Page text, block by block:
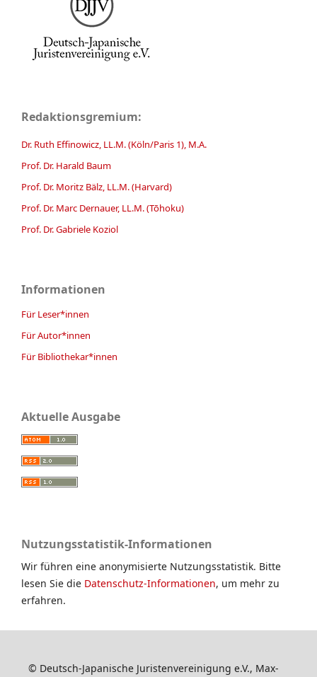
Redaktionsgremium:
Dr. Ruth Effinowicz, LL.M. (Köln/Paris 1), M.A.
Prof. Dr. Harald Baum
Prof. Dr. Moritz Bälz, LL.M. (Harvard)
Prof. Dr. Marc Dernauer, LL.M. (Tōhoku)
Prof. Dr. Gabriele Koziol
Informationen
Für Leser*innen
Für Autor*innen
Für Bibliothekar*innen
Aktuelle Ausgabe
Nutzungsstatistik-Informationen
Wir führen eine anonymisierte Nutzungsstatistik. Bitte
lesen Sie die Datenschutz-Informationen, um mehr zu
erfahren.
© Deutsch-Japanische Juristenvereinigung e.V., Max-